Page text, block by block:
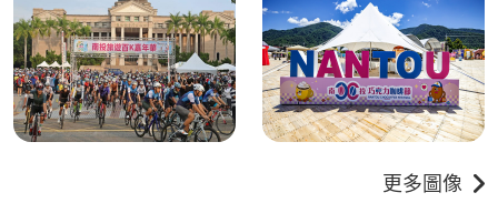
更多圖像